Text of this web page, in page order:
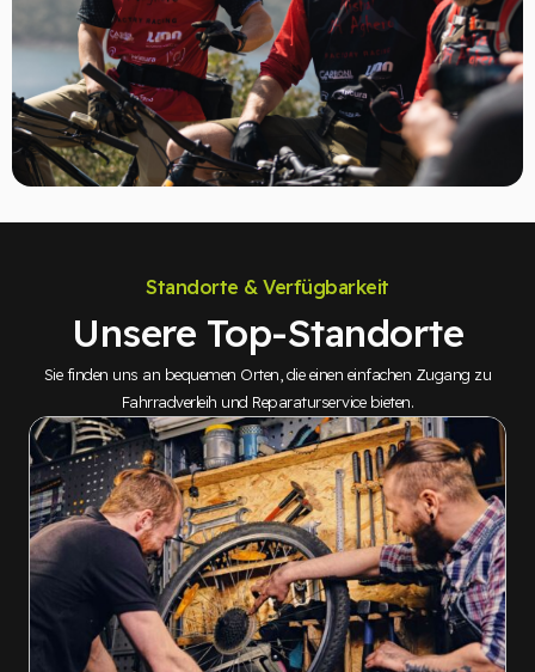
Standorte & Verfügbarkeit
Unsere Top-Standorte
Sie finden uns an bequemen Orten, die einen einfachen Zugang zu
Fahrradverleih und Reparaturservice bieten.